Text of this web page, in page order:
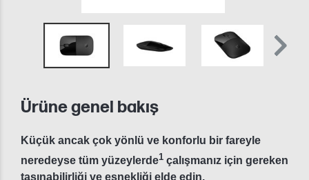
Ürüne genel bakış
Küçük ancak çok yönlü ve konforlu bir fareyle
neredeyse tüm yüzeylerde1 çalışmanız için gereken
taşınabilirliği ve esnekliği elde edin.